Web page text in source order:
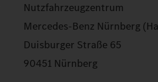
Nutzfahrzeugzentrum
Mercedes-Benz Nürnberg
Duisburger Straße 65
90451 Nürnberg